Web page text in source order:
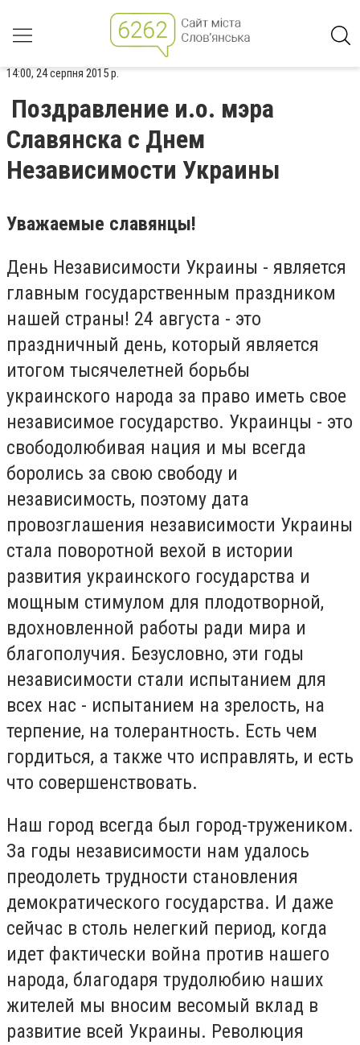
14:00, 24 серпня 2015 р.
Поздравление и.о. мэра
Славянска с Днем
Независимости Украины
Уважаемые славянцы!
День Независимости Украины - является
главным государственным праздником
нашей страны! 24 августа - это
праздничный день, который является
итогом тысячелетней борьбы
украинского народа за право иметь свое
независимое государство. Украинцы - это
свободолюбивая нация и мы всегда
боролись за свою свободу и
независимость, поэтому дата
провозглашения независимости Украины
стала поворотной вехой в истории
развития украинского государства и
мощным стимулом для плодотворной,
вдохновленной работы ради мира и
благополучия. Безусловно, эти годы
независимости стали испытанием для
всех нас - испытанием на зрелость, на
терпение, на толерантность. Есть чем
гордиться, а также что исправлять, и есть
что совершенствовать.
Наш город всегда был город-тружеником.
За годы независимости нам удалось
преодолеть трудности становления
демократического государства. И даже
сейчас в столь нелегкий период, когда
идет фактически война против нашего
народа, благодаря трудолюбию наших
жителей мы вносим весомый вклад в
развитие всей Украины. Революция